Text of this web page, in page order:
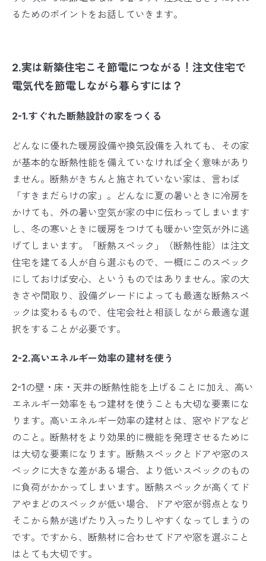
るためのポイントをお話していきます。
2.実は新築住宅こそ節電につながる！注文住宅で
電気代を節電しながら暮らすには？
2-1.すぐれた断熱設計の家をつくる
どんなに優れた暖房設備や換気設備を入れても、その家
が基本的な断熱性能を備えていなければ全く意味があり
ません。断熱がきちんと施されていない家は、言わば
「すきまだらけの家」。どんなに夏の暑いときに冷房を
かけても、外の暑い空気が家の中に伝わってしまいます
し、冬の寒いときに暖房をつけても暖かい空気が外に逃
げてしまいます。「断熱スペック」（断熱性能）は注文
住宅を建てる人が自ら選ぶもので、一概にこのスペック
にしておけば安心、というものではありません。家の大
きさや間取り、設備グレードによっても最適な断熱スペ
ックは変わるもので、住宅会社と相談しながら最適な選
択をすることが必要です。
2-2.高いエネルギー効率の建材を使う
2-1の壁・床・天井の断熱性能を上げることに加え、高い
エネルギー効率をもつ建材を使うことも大切な要素にな
ります。高いエネルギー効率の建材とは、窓やドアなど
のこと。断熱材をより効果的に機能を発理させるために
は大切な要素になります。断熱スペックとドアや窓のス
ペックに大きな差がある場合、より低いスペックのもの
に負荷がかかってしまいます。断熱スペックが高くてド
アやまどのスペックが低い場合、ドアや窓が弱点となり
そこから熱が逃げたり入ったりしやすくなってしまうの
です。ですから、断熱材に合わせてドアや窓を選ぶこと
はとても大切です。